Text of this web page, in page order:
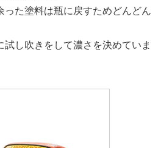
った塗料は瓶に戻すためどんどん
試し吹きをして濃さを決めていま